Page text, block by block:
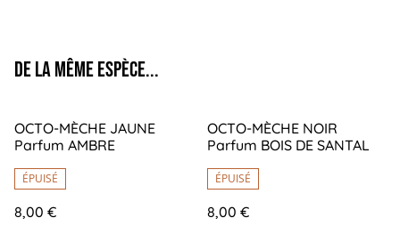
De la même espèce...
OCTO-MÈCHE JAUNE
Parfum AMBRE
ÉPUISÉ
8,00 €
OCTO-MÈCHE NOIR
Parfum BOIS DE SANTAL
ÉPUISÉ
8,00 €